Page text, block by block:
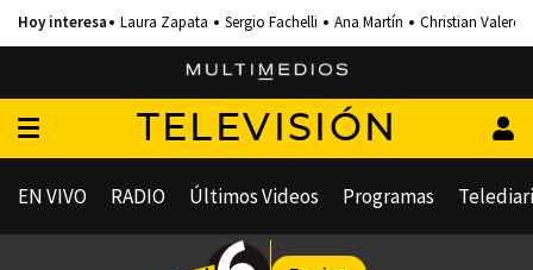
Laura Zapata Sergio Fachelli Ana Martín Christian Valero
TELEVISIÓN
EN VIVO RADIO Últimos Videos Programas